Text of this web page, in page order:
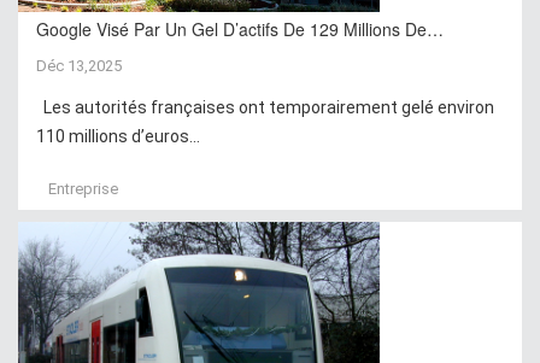
Google Visé Par Un Gel D’actifs De 129 Millions De…
Déc 13,2025
Les autorités françaises ont temporairement gelé environ
110 millions d’euros...
Entreprise